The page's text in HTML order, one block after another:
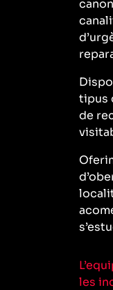
tipus
de
les